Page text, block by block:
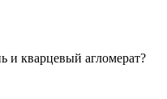
и кварцевый агломерат?